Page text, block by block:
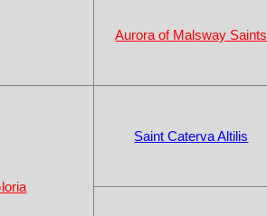
Aurora of Malsway Saints
Saint Caterva Altilis